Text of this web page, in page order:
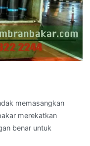
memasangkan
merekatkan
benar untuk